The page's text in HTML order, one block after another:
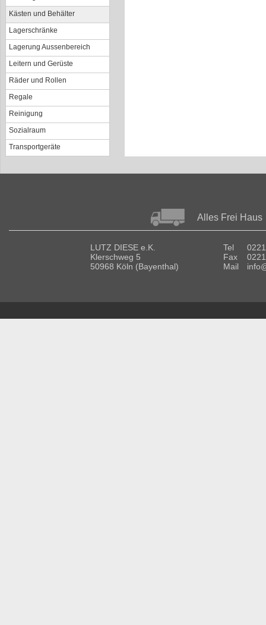
Kästen und Behälter
Lagerschränke
Lagerung Aussenbereich
Leitern und Gerüste
Räder und Rollen
Regale
Reinigung
Sozialraum
Transportgeräte
Alles Frei Haus
LUTZ DIESE e.K.
Klerschweg 5
50968 Köln (Bayenthal)
Tel
Fax
Mail